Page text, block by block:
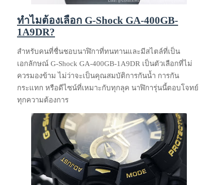
ทำไมต้องเลือก G-Shock GA-400GB-
1A9DR?
สำหรับคนที่ชื่นชอบนาฬิกาที่ทนทานและมีสไตล์ที่เป็น
เอกลักษณ์ G-Shock GA-400GB-1A9DR เป็นตัวเลือกที่ไม่
ควรมองข้าม ไม่ว่าจะเป็นคุณสมบัติการกันน้ำ การกัน
กระแทก หรือดีไซน์ที่เหมาะกับทุกลุค นาฬิการุ่นนี้ตอบโจทย์
ทุกความต้องการ